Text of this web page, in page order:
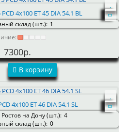
4x100 ET 45 DIA 54.1 BL
склад (шт.): 1
7300р.
В корзину
4x100 ET 46 DIA 54.1 SL
Ростов на Дону (шт.): 4
склад (шт.): 0